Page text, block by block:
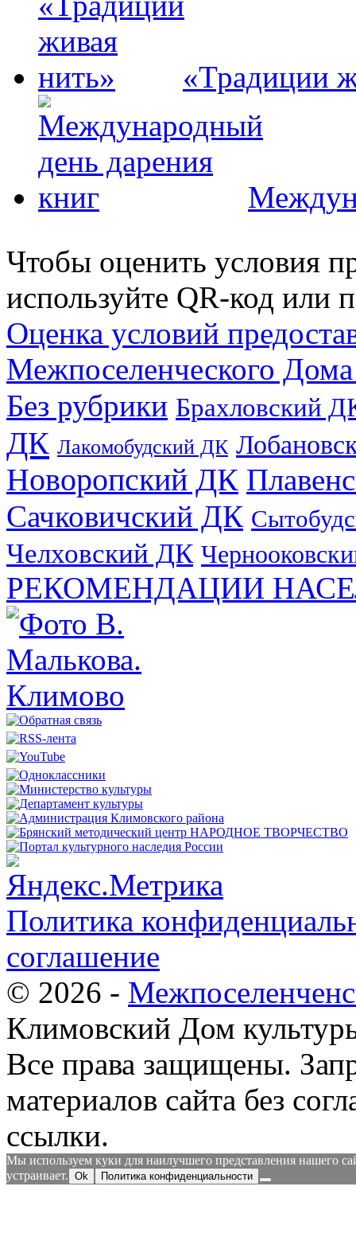
«Традиции
Чтобы оценить условия
используйте QR-код или
Оценка условий
Межпоселенческого
Без рубрики Брахловский
ДК Лакомобудский ДК
Новоропский ДК
Сачковичский ДК
Челховский ДК
РЕКОМЕНДАЦИИ
Политика
соглашение
© 2026 -
Климовский Дом
Все права защищены.
материалов сайта без
ссылки.
Мы используем куки для наилучшего представления нашего
устраивает. Ok Политика конфиденциальности